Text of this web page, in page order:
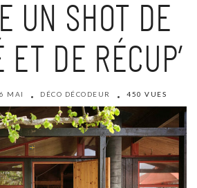
UN SHOT DE
ET DE RÉCUP’
MAI DÉCO DÉCODEUR 450 VUES